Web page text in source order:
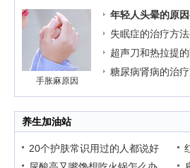
手胀麻原因
年轻人头晕的原
失眠症的治疗方
超声刀和热拉提
糖尿病肾病的治
养生加油站
20个护肤常识用过的人都说好